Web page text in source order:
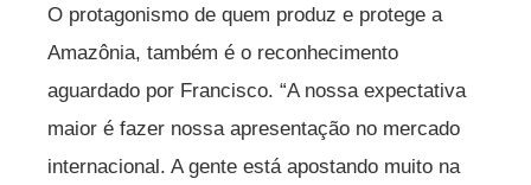
O protagonismo de quem produz e protege a
Amazônia, também é o reconhecimento
aguardado por Francisco. “A nossa expectativa
maior é fazer nossa apresentação no mercado
internacional. A gente está apostando muito na